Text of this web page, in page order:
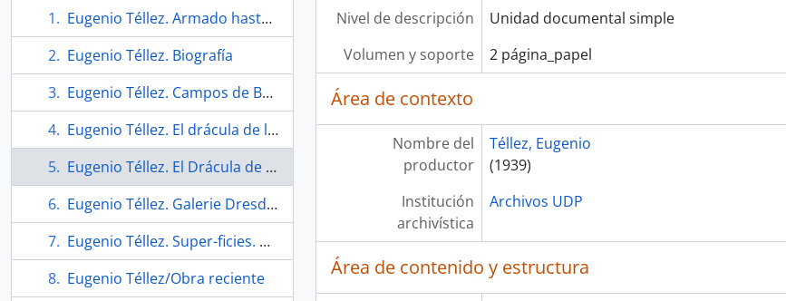
Eugenio Téllez. Armado hasta los dientes. Entrevista
Eugenio Téllez. Biografía
Eugenio Téllez. Campos de Batalla. Armado hasta los dientes
Eugenio Téllez. El drácula de la pintura chilena. Artículo
Eugenio Téllez. El Drácula de la pintura chilena
Eugenio Téllez. Galerie Dresdnere
Eugenio Téllez. Super-ficies. Crítica
Eugenio Téllez/Obra reciente
Nivel de descripción
Unidad documental simple
Volumen y soporte
2 página_papel
Área de contexto
Nombre del
productor
Téllez, Eugenio
(1939)
Institución
archivística
Archivos UDP
Área de contenido y estructura